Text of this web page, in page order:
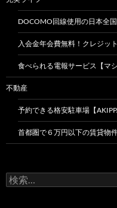
DOCOMO回線使用の日本全
入会金年会費無料！クレジッ
食べられる電報サービス【マ
不動産
予約できる格安駐車場【
首都圏で６万円以下の賃貸物
検
索: